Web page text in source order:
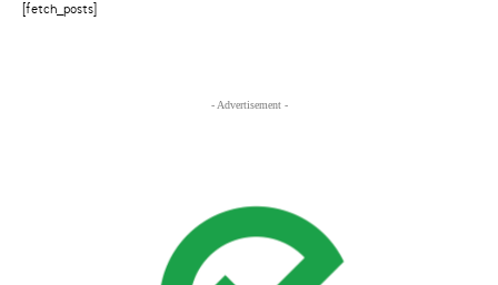
[fetch_posts]
- Advertisement -